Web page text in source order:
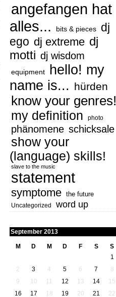
angefangen hat
alles...
bits & pieces
dj
ego dj extreme dj
motti dj wisdom
equipment
hello! my
name is... hürden
know your genres!
my definition
photo
phänomene schicksale
show your
(language) skills!
slave to the music
statement
symptome the future
Uncategorized word up
September 2013
M D M D F S
S
1
2
3 4 5 6 7
8
9
10 11 12 13 14
15
16
17 18 19 20 21 22